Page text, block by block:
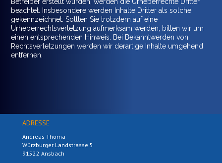
beachtet. Insbesondere werden Inhalte Dritter als solche
gekennzeichnet. Sollten Sie trotzdem auf eine
Urheberrechtsverletzung aufmerksam werden, bitten wir um
einen entsprechenden Hinweis. Bei Bekanntwerden von
Rechtsverletzungen werden wir derartige Inhalte umgehend
entfernen.
ADRESSE
Andreas Thoma
Würzburger Landstrasse 5
91522 Ansbach